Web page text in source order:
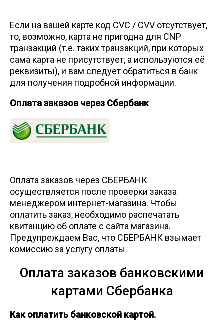
Если на вашей карте код CVC / CVV отсутствует,
то, возможно, карта не пригодна для CNP
транзакций (т.е. таких транзакций, при которых
сама карта не присутствует, а используются её
реквизиты), и вам следует обратиться в банк
для получения подробной информации.
Оплата заказов через Сбербанк
Оплата заказов через СБЕРБАНК
осуществляется после проверки заказа
менеджером интернет-магазина. Чтобы
оплатить заказ, необходимо распечатать
квитанцию об оплате с сайта магазина.
Предупреждаем Вас, что СБЕРБАНК взымает
комиссию за услугу оплаты.
Оплата заказов банковскими
картами Сбербанка
Как оплатить банковской картой.